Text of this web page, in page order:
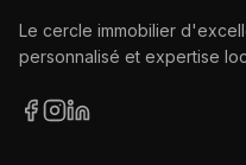
Le cercle immobilier
personnalisé et expertise